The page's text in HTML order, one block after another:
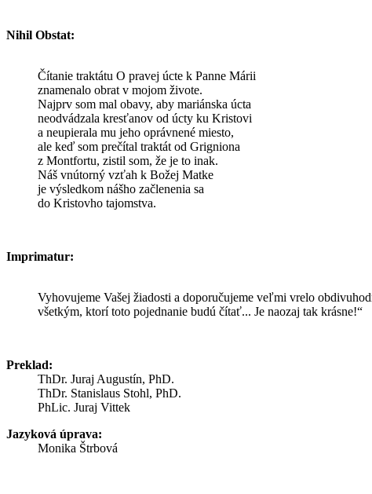
Nihil Obstat:
Čítanie traktátu O pravej úcte k Panne Márii
znamenalo obrat v mojom živote.
Najprv som mal obavy, aby mariánska úcta
neodvádzala kresťanov od úcty ku Kristovi
a neupierala mu jeho oprávnené miesto,
ale keď som prečítal traktát od Grigniona
z Montfortu, zistil som, že je to inak.
Náš vnútorný vzťah k Božej Matke
je výsledkom nášho začlenenia sa
do Kristovho tajomstva.
Imprimatur:
Vyhovujeme Vašej žiadosti a doporučujeme veľmi vrelo
všetkým, ktorí toto pojednanie budú čítať... Je naozaj tak krásne!“
Preklad:
ThDr. Juraj Augustín, PhD.
ThDr. Stanislaus Stohl, PhD.
PhLic. Juraj Vittek
Jazyková úprava:
Monika Štrbová